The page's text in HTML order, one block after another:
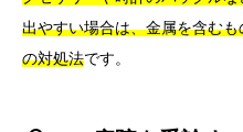
出やすい場合は、金属を含む
の対処法です。